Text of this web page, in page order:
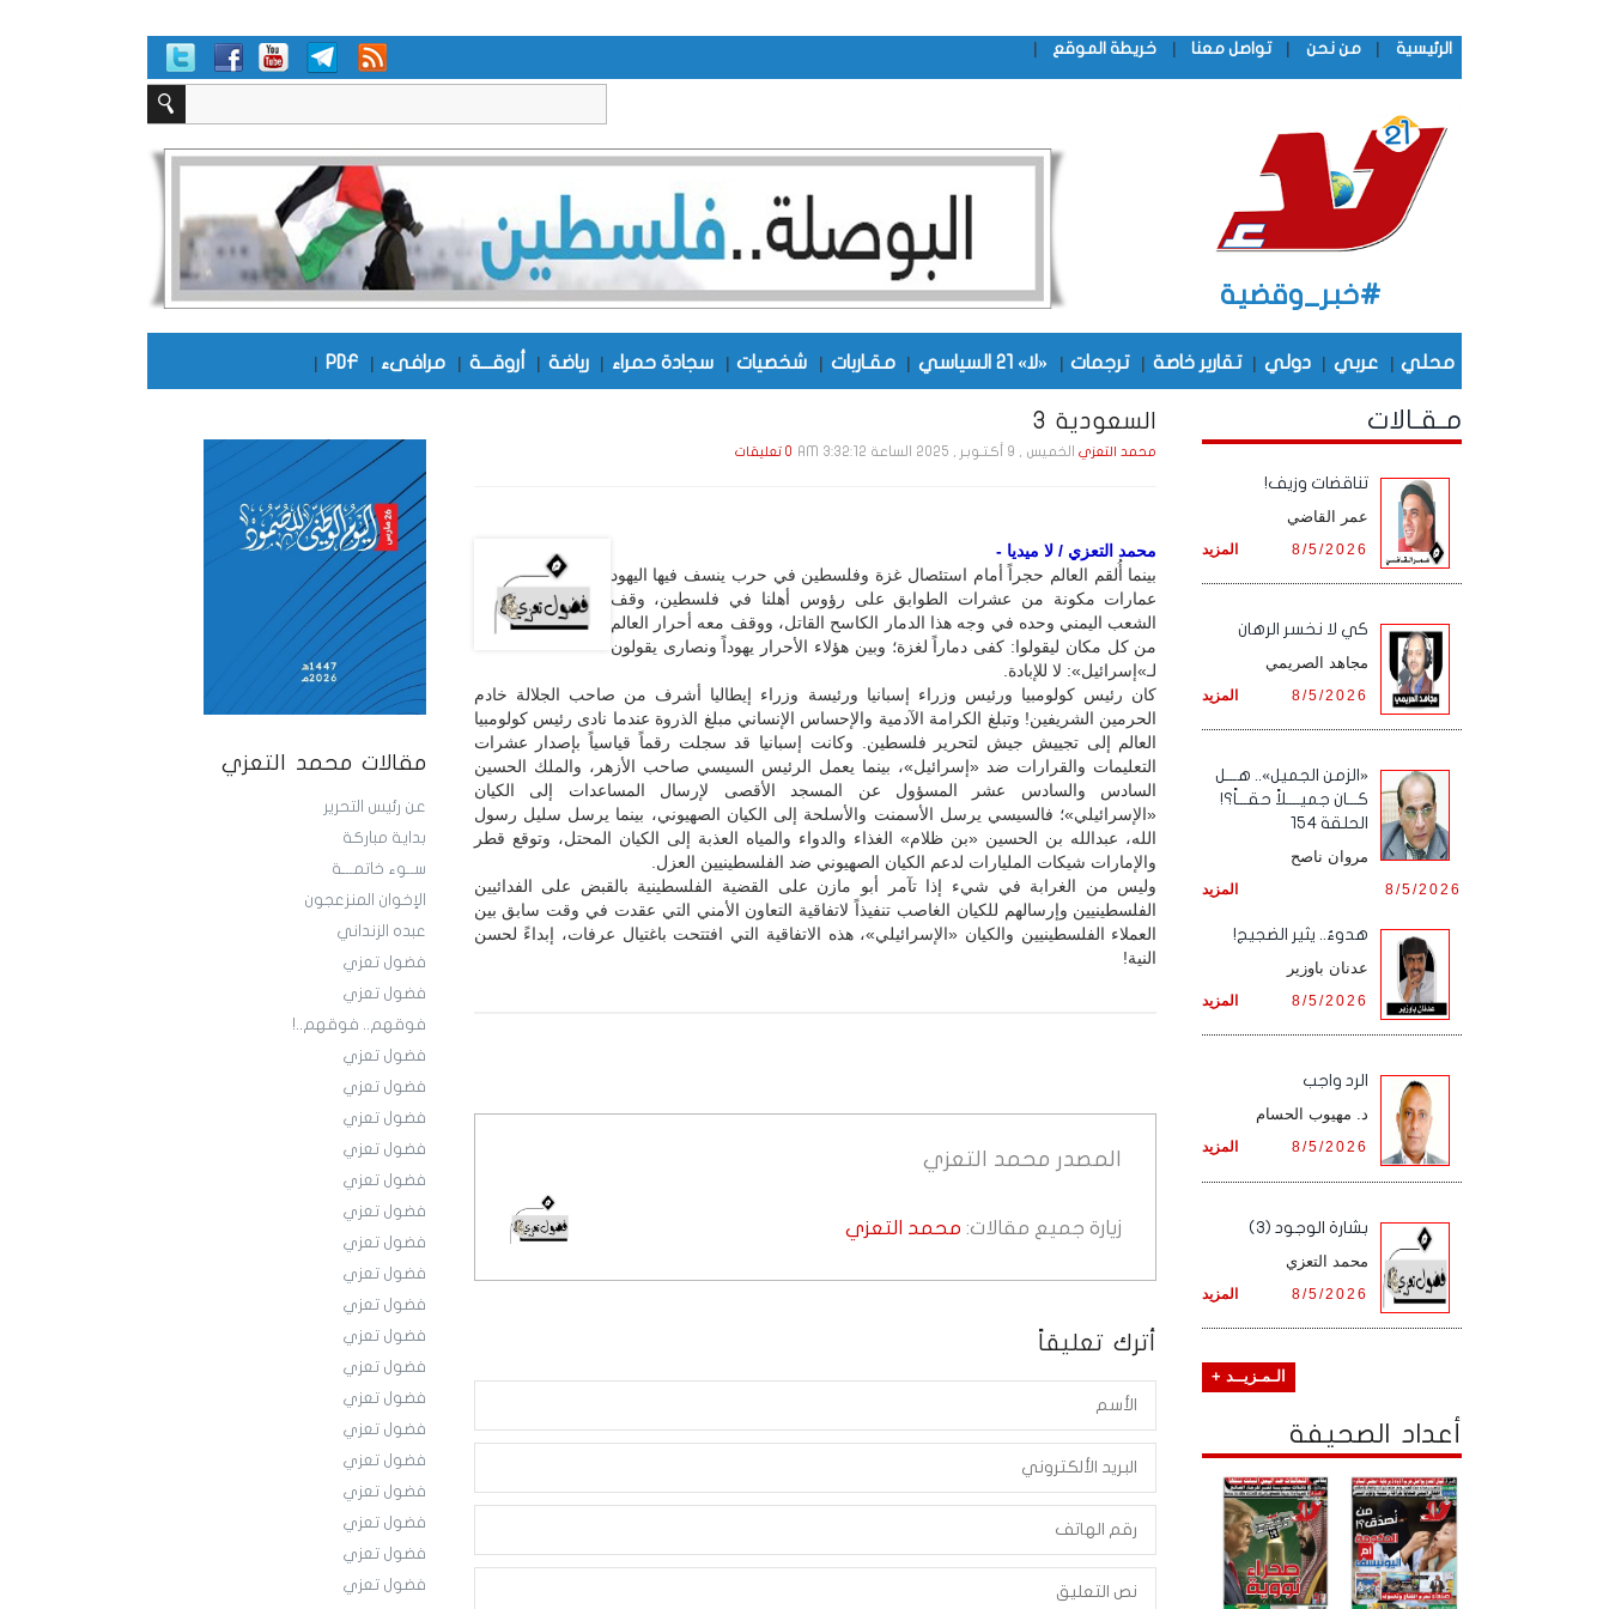
الرئيسية | من نحن | تواصل معنا | خريطة الموقع |
#خبر_وقضية
محلي | عربي | دولي | تقارير خاصة | ترجمات | «لا» 21 السياسي | مقـاربات | شخصيات | سجادة حمراء | رياضة | أروقـــة | مرافىء |
PDF
|
مقالات محمد التعزي
عن رئيس التحرير
بداية مباركة
ســوء خاتمـــة
الإخوان المنزعجون
عبده الزنداني
فضول تعزي
فضول تعزي
فوقهم.. فوقهم..!
فضول تعزي
فضول تعزي
فضول تعزي
فضول تعزي
فضول تعزي
فضول تعزي
فضول تعزي
فضول تعزي
فضول تعزي
فضول تعزي
فضول تعزي
فضول تعزي
فضول تعزي
فضول تعزي
فضول تعزي
فضول تعزي
فضول تعزي
فضول تعزي
السعودية 3
محمد التعزيالخميس , 9 أكـتـوبـر , 2025 الساعة 3:32:12 AM 0 تعليقات
محمد التعزي / لا ميديا -
بينما أُلقم العالم حجراً أمام استئصال غزة وفلسطين في حرب ينسف فيها اليهود
عمارات مكونة من عشرات الطوابق على رؤوس أهلنا في فلسطين، وقف
الشعب اليمني وحده في وجه هذا الدمار الكاسح القاتل، ووقف معه أحرار العالم
من كل مكان ليقولوا: كفى دماراً لغزة؛ وبين هؤلاء الأحرار يهوداً ونصارى يقولون
لـ»إسرائيل»: لا للإبادة.
كان رئيس كولومبيا ورئيس وزراء إسبانيا ورئيسة وزراء إيطاليا أشرف من صاحب الجلالة خادم
الحرمين الشريفين! وتبلغ الكرامة الآدمية والإحساس الإنساني مبلغ الذروة عندما نادى رئيس كولومبيا
العالم إلى تجييش جيش لتحرير فلسطين. وكانت إسبانيا قد سجلت رقماً قياسياً بإصدار عشرات
التعليمات والقرارات ضد «إسرائيل»، بينما يعمل الرئيس السيسي صاحب الأزهر، والملك الحسين
السادس والسادس عشر المسؤول عن المسجد الأقصى لإرسال المساعدات إلى الكيان
«الإسرائيلي»؛ فالسيسي يرسل الأسمنت والأسلحة إلى الكيان الصهيوني، بينما يرسل سليل رسول
الله، عبدالله بن الحسين «بن ظلام» الغذاء والدواء والمياه العذبة إلى الكيان المحتل، وتوقع قطر
والإمارات شيكات المليارات لدعم الكيان الصهيوني ضد الفلسطينيين العزل.
وليس من الغرابة في شيء إذا تآمر أبو مازن على القضية الفلسطينية بالقبض على الفدائيين
الفلسطينيين وإرسالهم للكيان الغاصب تنفيذاً لاتفاقية التعاون الأمني التي عقدت في وقت سابق بين
العملاء الفلسطينيين والكيان «الإسرائيلي»، هذه الاتفاقية التي افتتحت باغتيال عرفات، إبداءً لحسن
النية!
المصدر محمد التعزي
زيارة جميع مقالات: محمد التعزي
أترك تعليقاً
مـقـالات
تناقضات وزيف!
عمر القاضي
المزيد 8/5/2026
كي لا نخسر الرهان
مجاهد الصريمي
المزيد 8/5/2026
«الزمن الجميل».. هـــل
كـــان جميــــلاً حقـــاً؟!
الحلقة 154
مروان ناصح
المزيد 8/5/2026
هدوءٌ.. يثير الضجيج!
عدنان باوزير
المزيد 8/5/2026
الرد واجب
د. مهيوب الحسام
المزيد 8/5/2026
بشارة الوجود (3)
محمد التعزي
المزيد 8/5/2026
الـمـزيــد +
أعداد الصحيفة